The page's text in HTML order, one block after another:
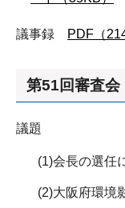
議事録 PDF（
第51回審査会
議題
(1)会長の選任
(2)大阪府環境